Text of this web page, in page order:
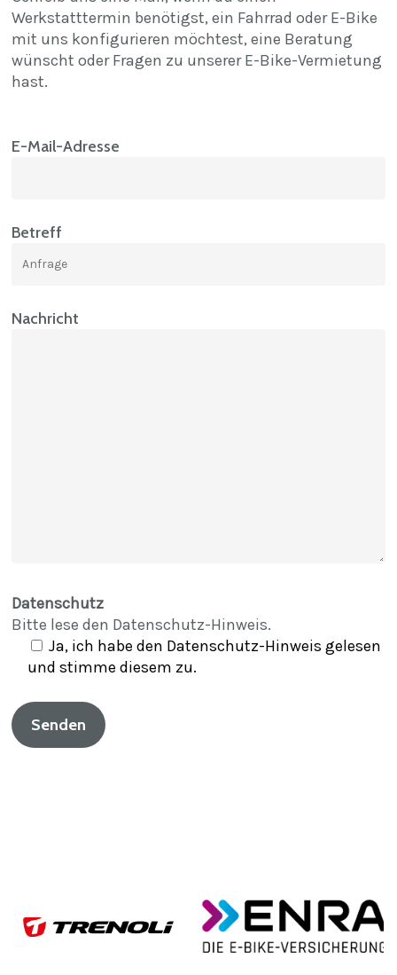
Werkstatttermin benötigst, ein Fahrrad oder E-Bike
mit uns konfigurieren möchtest, eine Beratung
wünscht oder Fragen zu unserer E-Bike-Vermietung
hast.
E-Mail-Adresse
Betreff
Nachricht
Datenschutz
Bitte lese den Datenschutz-Hinweis.
Ja, ich habe den Datenschutz-Hinweis gelesen
und stimme diesem zu.